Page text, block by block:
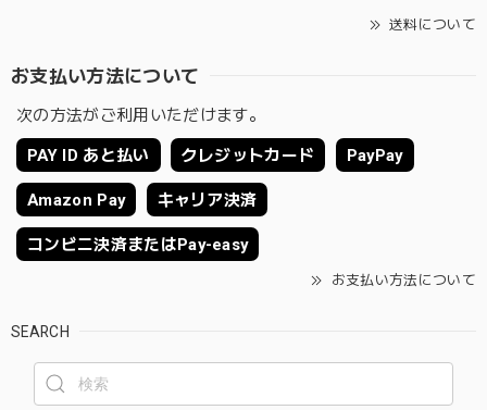
送料について
お支払い方法について
次の方法がご利用いただけます。
PAY ID あと払い クレジットカード PayPay
Amazon Pay キャリア決済
コンビニ決済またはPay-easy
お支払い方法について
SEARCH